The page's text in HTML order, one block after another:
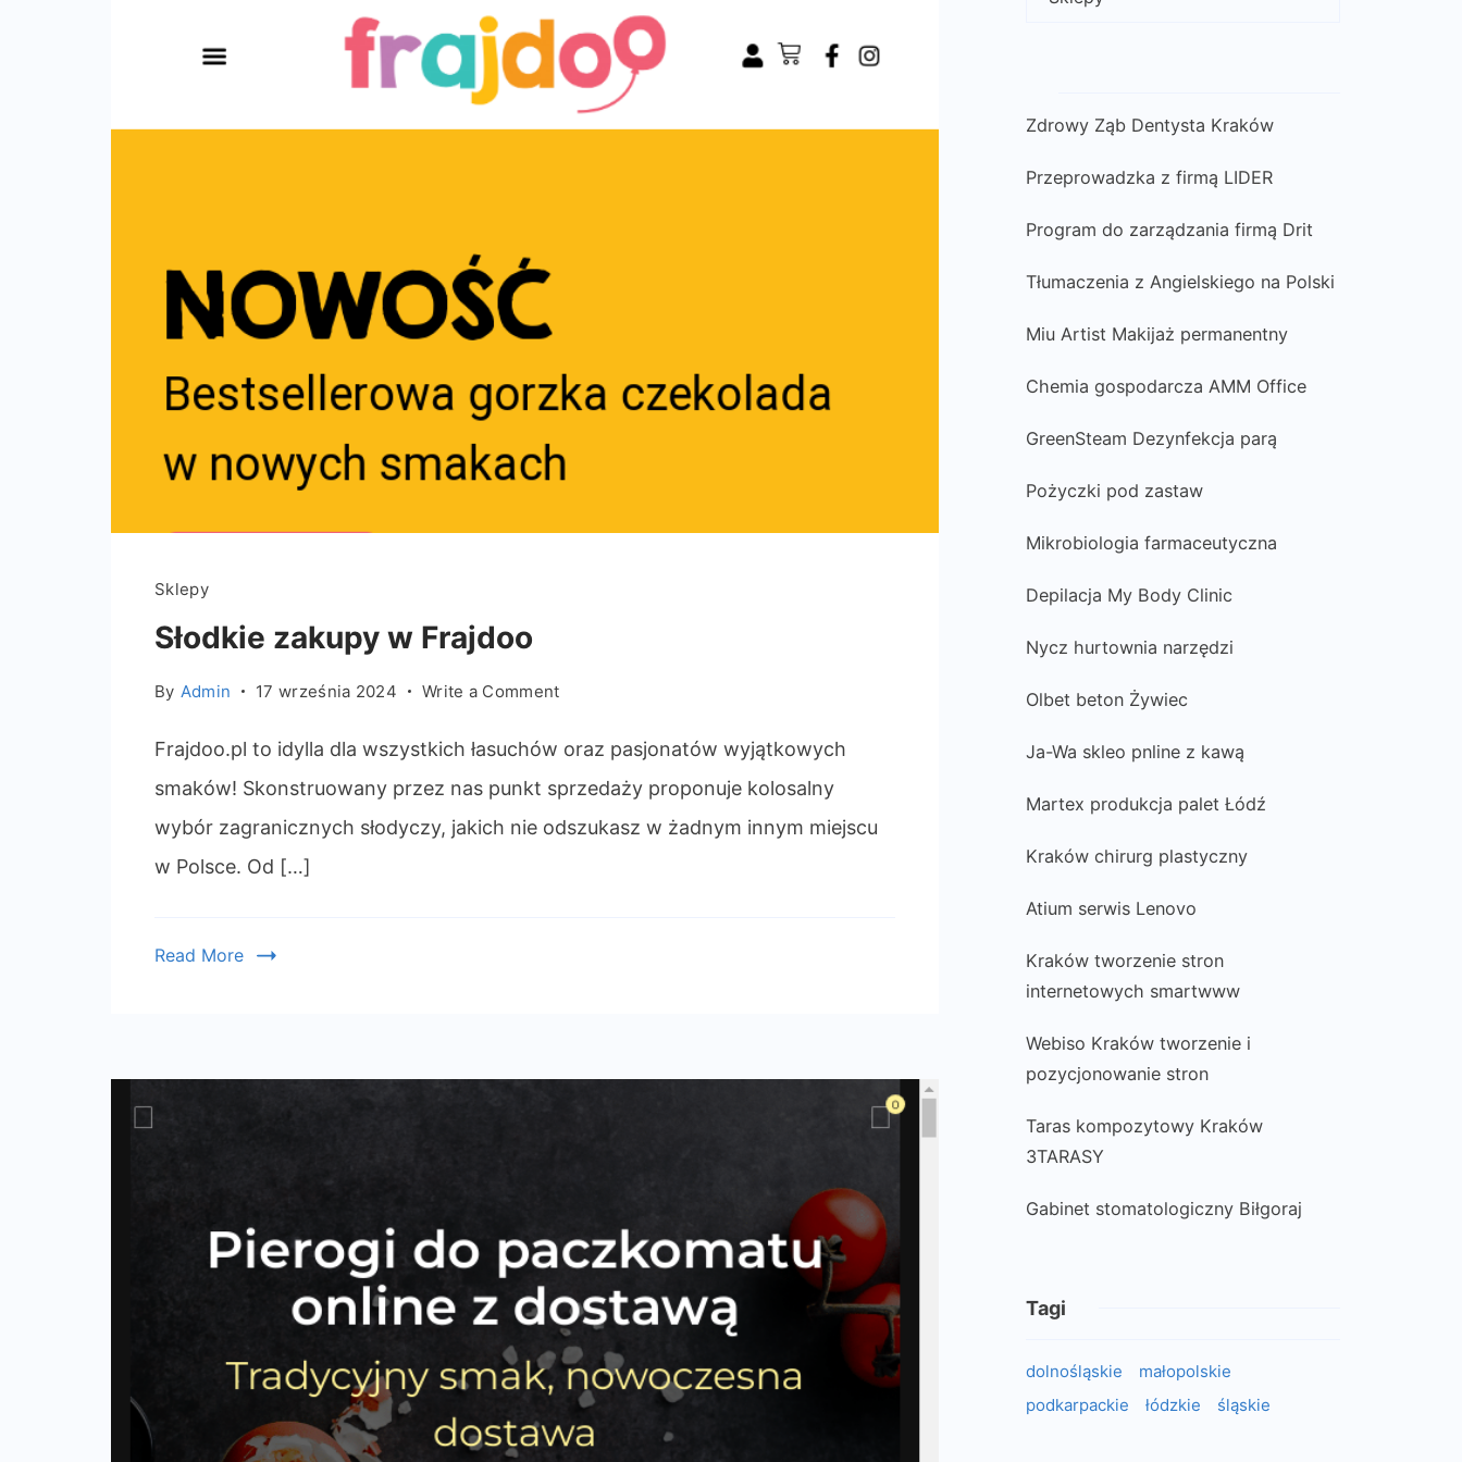
Sklepy
Słodkie zakupy w Frajdoo
By Admin 17 września 2024 Write a Commenton
zakupy
Frajdoo
Frajdoo.pl to idylla dla wszystkich łasuchów oraz pasjonatów wyjątkowych
smaków! Skonstruowany przez nas punkt sprzedaży proponuje kolosalny
wybór zagranicznych słodyczy, jakich nie odszukasz w żadnym innym miejscu
w Polsce. Od […]
Read More
Zdrowy Ząb Dentysta Kraków
Przeprowadzka z firmą LIDER
Program do zarządzania firmą Drit
Tłumaczenia z Angielskiego na Polski
Miu Artist Makijaż permanentny
Chemia gospodarcza AMM Office
GreenSteam Dezynfekcja parą
Pożyczki pod zastaw
Mikrobiologia farmaceutyczna
Depilacja My Body Clinic
Nycz hurtownia narzędzi
Olbet beton Żywiec
Ja-Wa skleo pnline z kawą
Martex produkcja palet Łódź
Kraków chirurg plastyczny
Atium serwis Lenovo
Kraków tworzenie stron
internetowych smartwww
Webiso Kraków tworzenie i
pozycjonowanie stron
Taras kompozytowy Kraków
3TARASY
Gabinet stomatologiczny Biłgoraj
Tagi
dolnośląskie
małopolskie
podkarpackie
łódzkie śląskie